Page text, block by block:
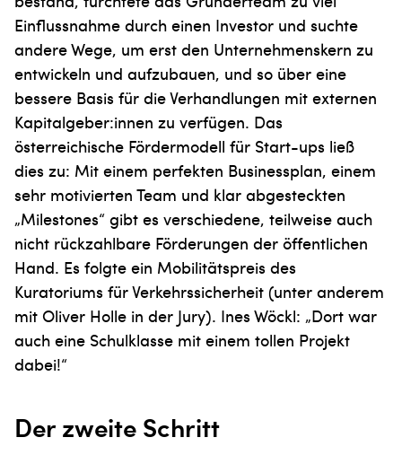
Einflussnahme durch einen Investor und suchte
andere Wege, um erst den Unternehmenskern zu
entwickeln und aufzubauen, und so über eine
bessere Basis für die Verhandlungen mit externen
Kapitalgeber:innen zu verfügen. Das
österreichische Fördermodell für Start-ups ließ
dies zu: Mit einem perfekten Businessplan, einem
sehr motivierten Team und klar abgesteckten
„Milestones“ gibt es verschiedene, teilweise auch
nicht rückzahlbare Förderungen der öffentlichen
Hand. Es folgte ein Mobilitätspreis des
Kuratoriums für Verkehrssicherheit (unter anderem
mit Oliver Holle in der Jury). Ines Wöckl: „Dort war
auch eine Schulklasse mit einem tollen Projekt
dabei!“
Der zweite Schritt